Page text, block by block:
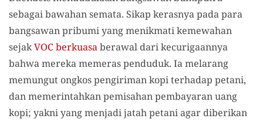
sebagai bawahan semata. Sikap kerasnya pada para
bangsawan pribumi yang menikmati kemewahan
sejakVOC berkuasaberawal dari kecurigaannya
bahwa mereka memeras penduduk. Ia melarang
memungut ongkos pengiriman kopi terhadap petani,
dan memerintahkan pemisahan pembayaran uang
kopi; yakni yang menjadi jatah petani agar diberikan